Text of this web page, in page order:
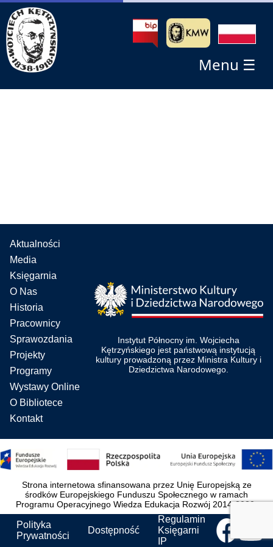
Menu ☰
Aktualności
Media
Księgarnia
O Nas
Historia
Pracownicy
Sprawozdania
Projekty
Programy
Wystawy Online
O Bibliotece
Kontakt
Instytut Północny im. Wojciecha
Kętrzyńskiego jest państwową instytucją
kultury prowadzoną przez Ministra Kultury i
Dziedzictwa Narodowego.
Strona internetowa sfinansowana przez Unię Europejską ze
środków Europejskiego Funduszu Społecznego w ramach
Programu Operacyjnego Wiedza Edukacja Rozwój 2014-2020.
Polityka
Prywatności
Dostępność
Regulamin
Księgarni
IP